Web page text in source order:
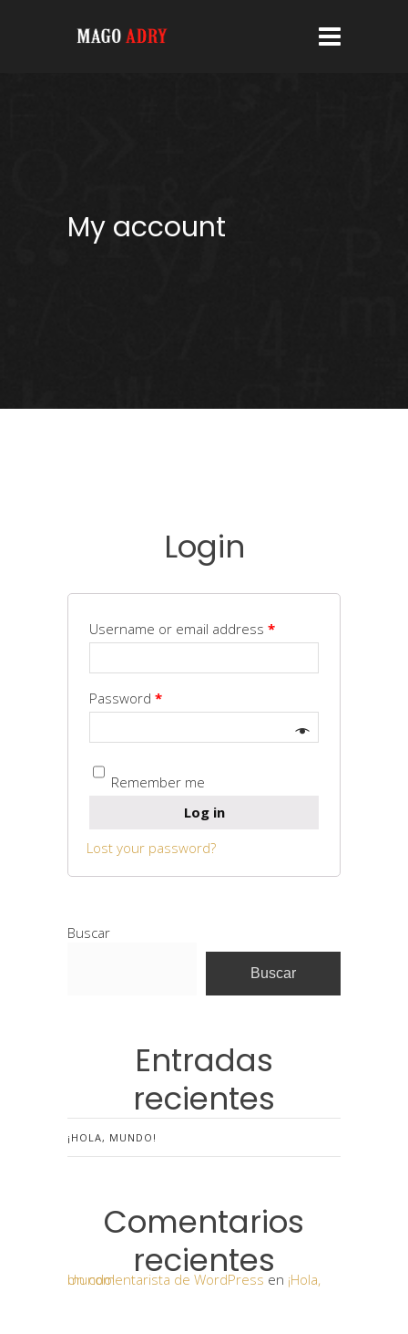
My account
Login
Username or email address *
Password *
Remember me
Log in
Lost your password?
Buscar
Buscar
Entradas
recientes
¡HOLA, MUNDO!
Comentarios
recientes
Un comentarista de WordPress en
¡Hola, mundo!